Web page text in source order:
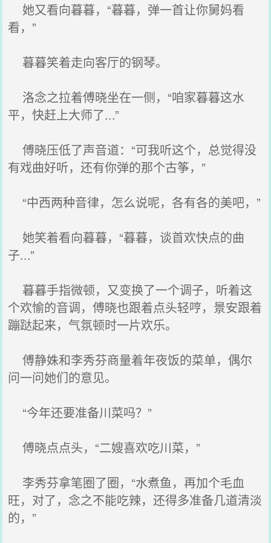
她又看向暮暮，“暮暮，弹一首让你舅妈看
看，”
暮暮笑着走向客厅的钢琴。
洛念之拉着傅晓坐在一侧，“咱家暮暮这水
平，快赶上大师了...”
傅晓压低了声音道：“可我听这个，总觉得没
有戏曲好听，还有你弹的那个古筝，”
“中西两种音律，怎么说呢，各有各的美吧，”
她笑着看向暮暮，“暮暮，谈首欢快点的曲
子...”
暮暮手指微顿，又变换了一个调子，听着这
个欢愉的音调，傅晓也跟着点头轻哼，景安跟着
蹦跶起来，气氛顿时一片欢乐。
傅静姝和李秀芬商量着年夜饭的菜单，偶尔
问一问她们的意见。
“今年还要准备川菜吗？”
傅晓点点头，“二嫂喜欢吃川菜，”
李秀芬拿笔圈了圈，“水煮鱼，再加个毛血
旺，对了，念之不能吃辣，还得多准备几道清淡
的，”